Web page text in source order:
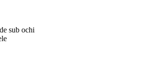
sub ochi